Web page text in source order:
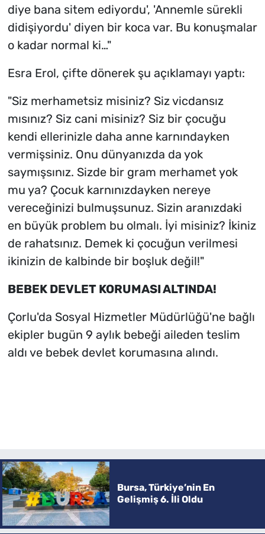
diye bana sitem ediyordu', 'Annemle sürekli
didişiyordu' diyen bir koca var. Bu konuşmalar
o kadar normal ki…"
Esra Erol, çifte dönerek şu açıklamayı yaptı:
"Siz merhametsiz misiniz? Siz vicdansız
mısınız? Siz cani misiniz? Siz bir çocuğu
kendi ellerinizle daha anne karnındayken
vermişsiniz. Onu dünyanızda da yok
saymışsınız. Sizde bir gram merhamet yok
mu ya? Çocuk karnınızdayken nereye
vereceğinizi bulmuşsunuz. Sizin aranızdaki
en büyük problem bu olmalı. İyi misiniz? İkiniz
de rahatsınız. Demek ki çocuğun verilmesi
ikinizin de kalbinde bir boşluk değil!"
BEBEK DEVLET KORUMASI ALTINDA!
Çorlu'da Sosyal Hizmetler Müdürlüğü'ne bağlı
ekipler bugün 9 aylık bebeği aileden teslim
aldı ve bebek devlet korumasına alındı.
Bursa, Türkiye’nin En
Gelişmiş 6. İli Oldu